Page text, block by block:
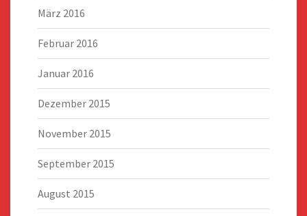
März 2016
Februar 2016
Januar 2016
Dezember 2015
November 2015
September 2015
August 2015